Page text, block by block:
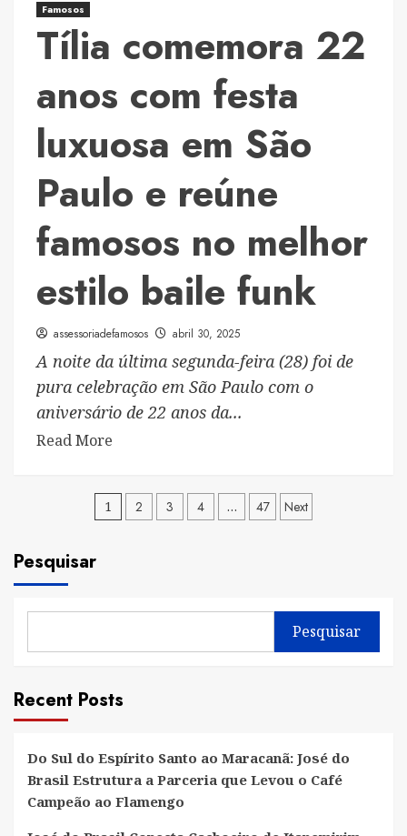
Famosos
Tília comemora 22
anos com festa
luxuosa em São
Paulo e reúne
famosos no melhor
estilo baile funk
assessoriadefamosos abril 30, 2025
A noite da última segunda-feira (28) foi de
pura celebração em São Paulo com o
aniversário de 22 anos da...
Read More
Tília
São
Paulo
reúne
famosos
no
Paginação
1 2 3 4 … 47 Next
Pesquisar
Pesquisar
Recent Posts
Do Sul do Espírito Santo ao Maracanã: José do
Brasil Estrutura a Parceria que Levou o Café
Campeão ao Flamengo